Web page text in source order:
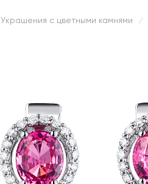
Украшения с цветными камнями /